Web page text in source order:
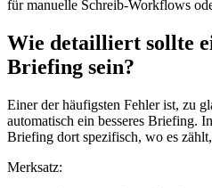
für manuelle Schreib-Workflows
Wie detailliert sollte
Briefing sein?
Einer der häufigsten Fehler ist, zu
automatisch ein besseres Briefing.
Briefing dort spezifisch, wo es
Merksatz: